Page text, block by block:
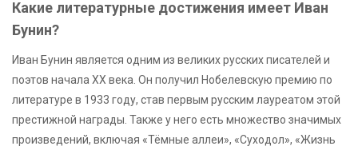
Какие литературные достижения имеет Иван
Бунин?
Иван Бунин является одним из великих русских писателей и
поэтов начала XX века. Он получил Нобелевскую премию по
литературе в 1933 году, став первым русским лауреатом этой
престижной награды. Также у него есть множество значимых
произведений, включая «Тёмные аллеи», «Суходол», «Жизнь